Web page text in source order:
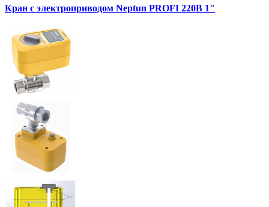
Кран с электроприводом Neptun PROFI 220В 1"